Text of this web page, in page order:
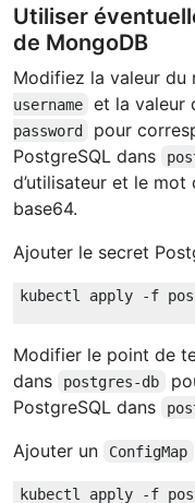
Utiliser
de MongoDB
Modifiez la valeur du
username
et la valeur
password
pour
PostgreSQL dans
d’utilisateur et le
base64.
Ajouter le secret
Modifier le point de
dans
postgres-db
PostgreSQL dans
Ajouter un ConfigMap